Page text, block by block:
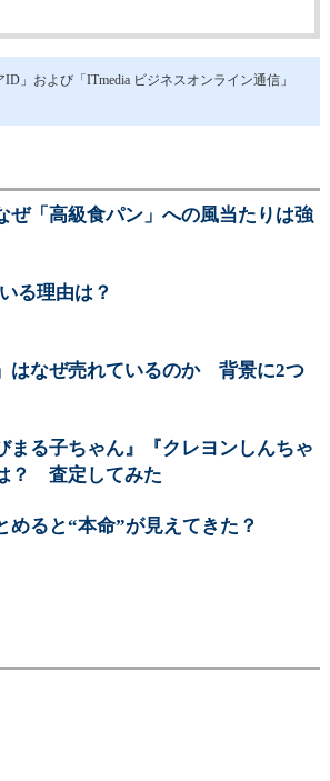
」および「ITmedia ビジネスオンライン通信」
ぜ「高級食パン」への風当たりは強
る理由は？
はなぜ売れているのか 背景に2つ
まる子ちゃん』『クレヨンしんちゃ
？ 査定してみた
ると“本命”が見えてきた？